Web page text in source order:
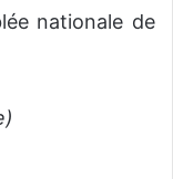
nationale de